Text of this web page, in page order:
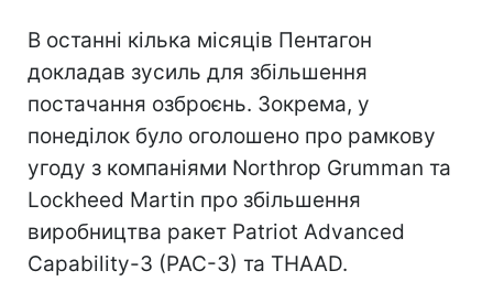
В останні кілька місяців Пентагон
докладав зусиль для збільшення
постачання озброєнь. Зокрема, у
понеділок було оголошено про рамкову
угоду з компаніями Northrop Grumman та
Lockheed Martin про збільшення
виробництва ракет Patriot Advanced
Capability-3 (PAC-3) та THAAD.